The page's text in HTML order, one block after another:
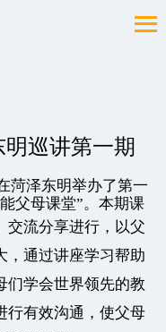
明巡讲第一期
菏泽东明举办了第一
父母课堂”。本期课
交流分享进行，以父
，通过讲座学习帮助
们学会世界领先的教
行有效沟通，使父母